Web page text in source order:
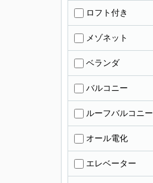
ロフト付き
メゾネット
ベランダ
バルコニー
ルーフバルコニー
オール電化
エレベーター